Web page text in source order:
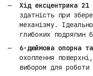
Хід ексцентрика 21
здатність при
механізму.
глибоких подряпин
6-дюймова опорна
охоплення
вибором для